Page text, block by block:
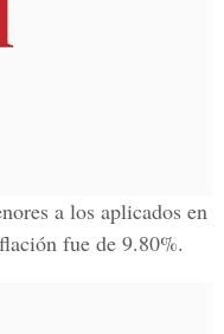
a los aplicados en
fue de 9.80%.